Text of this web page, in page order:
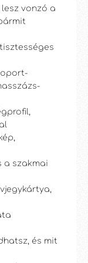
vonzó a
a szakmai
és mit